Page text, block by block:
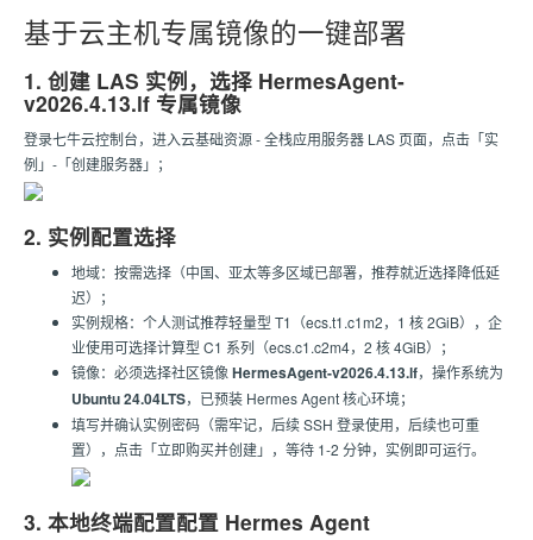
基于云主机专属镜像的一键部署
1. 创建 LAS 实例，选择 HermesAgent-
v2026.4.13.lf 专属镜像
登录七牛云控制台，进入云基础资源 - 全栈应用服务器 LAS 页面，点击「实
例」-「创建服务器」；
2. 实例配置选择
地域：按需选择（中国、亚太等多区域已部署，推荐就近选择降低延
迟）；
实例规格：个人测试推荐轻量型 T1（ecs.t1.c1m2，1 核 2GiB），企
业使用可选择计算型 C1 系列（ecs.c1.c2m4，2 核 4GiB）；
镜像：必须选择社区镜像 HermesAgent-v2026.4.13.lf，操作系统为
Ubuntu 24.04LTS，已预装 Hermes Agent 核心环境；
填写并确认实例密码（需牢记，后续 SSH 登录使用，后续也可重
置），点击「立即购买并创建」，等待 1-2 分钟，实例即可运行。
3. 本地终端配置配置 Hermes Agent